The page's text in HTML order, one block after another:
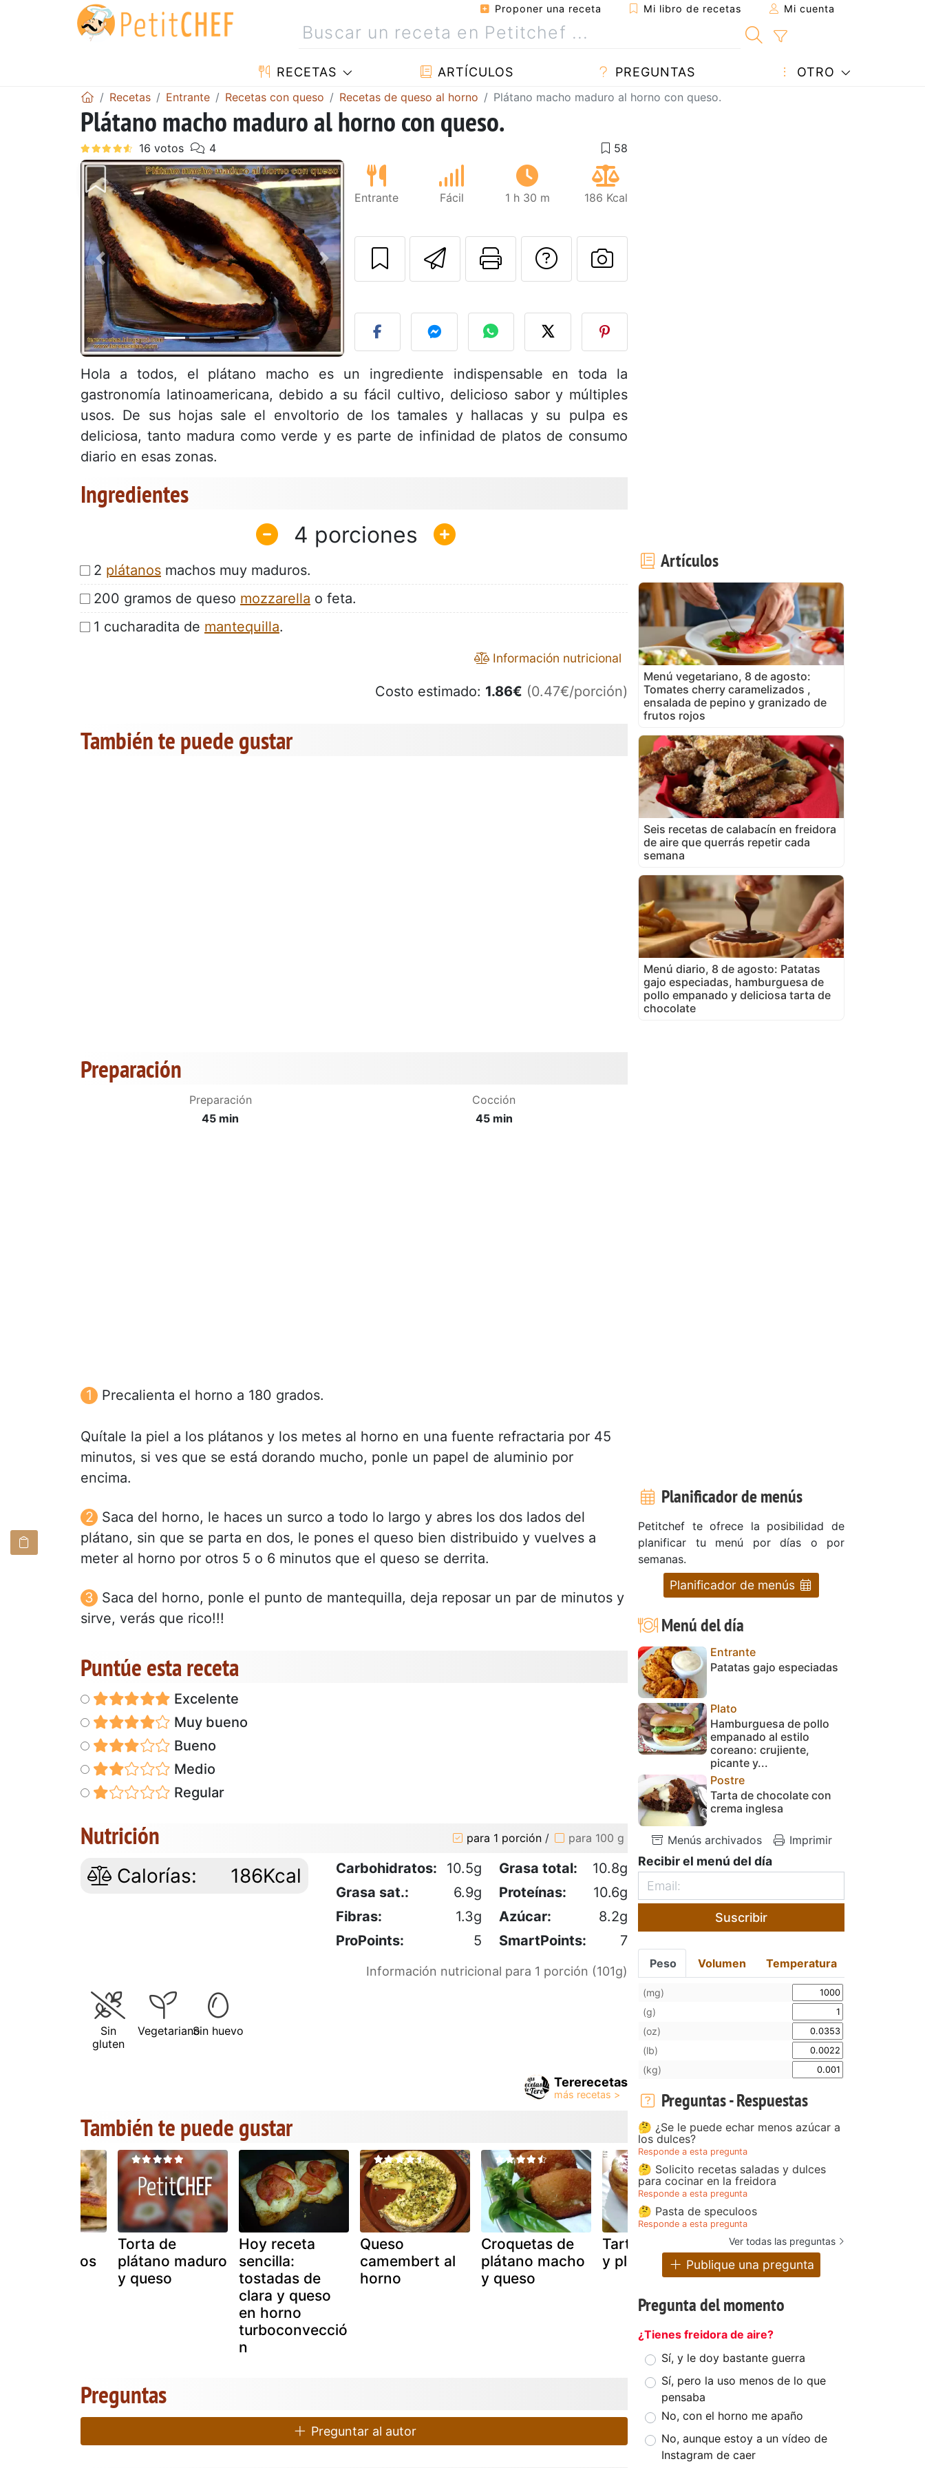
Proponer una receta Mi libro de recetas Mi cuenta
RECETAS ARTÍCULOS PREGUNTAS OTRO
Recetas Entrante Recetas con queso Recetas de queso al horno Plátano macho maduro al horno con queso.
Plátano macho maduro al horno con queso.
Anterior Siguiente
Entrante Fácil 1 h 30 m 186 Kcal
Enviar esta receta a un amigo
Imprimir esta página
Preguntar al autor
Publicar la foto de esta receta
Hola a todos, el plátano macho es un ingrediente indispensable en toda la
gastronomía latinoamericana, debido a su fácil cultivo, delicioso sabor y múltiples
usos. De sus hojas sale el envoltorio de los tamales y hallacas y su pulpa es
deliciosa, tanto madura como verde y es parte de infinidad de platos de consumo
diario en esas zonas.
Ingredientes
4
2 plátanos machos muy maduros.
200 gramos de queso mozzarella o feta.
1 cucharadita de mantequilla.
Información nutricional
Costo estimado: 1.86€ (0.47€/porción)
También te puede gustar
Preparación
Preparación
45 min
Cocción
45 min
Precalienta el horno a 180 grados.
Quítale la piel a los plátanos y los metes al horno en una fuente refractaria por 45
minutos, si ves que se está dorando mucho, ponle un papel de aluminio por
encima.
Saca del horno, le haces un surco a todo lo largo y abres los dos lados del
plátano, sin que se parta en dos, le pones el queso bien distribuido y vuelves a
meter al horno por otros 5 o 6 minutos que el queso se derrita.
Saca del horno, ponle el punto de mantequilla, deja reposar un par de minutos y
sirve, verás que rico!!!
Puntúe esta receta
Excelente
Muy bueno
Bueno
Medio
Regular
Nutrición para 1 porción / para 100 g
Calorías: 186Kcal Carbohidratos: 10.5g Grasa total:
10.8g
Grasa sat.:
6.9g Proteínas:
10.6g
Fibras:
1.3g Azúcar:
8.2g
ProPoints:
5 SmartPoints: 7
Información nutricional para 1 porción (101g)
Sin
gluten
VegetarianoSin huevo
Tererecetas
También te puede gustar
rellenos
Torta de
plátano maduro
y queso
Hoy receta
sencilla:
tostadas de
clara y queso
en horno
turboconvecció
n
Queso
camembert al
horno
Croquetas de
plátano macho
y queso
Tarta de queso
y plátano
Tostones de
platano verde
con crema de
venezuela
Preguntas
Preguntar al autor
Artículos
Menú vegetariano, 8 de agosto:
Tomates cherry caramelizados ,
ensalada de pepino y granizado de
frutos rojos
Seis recetas de calabacín en freidora
de aire que querrás repetir cada
semana
Menú diario, 8 de agosto: Patatas
gajo especiadas, hamburguesa de
pollo empanado y deliciosa tarta de
chocolate
Planificador de menús
Petitchef te ofrece la posibilidad de
planificar tu menú por días o por
semanas.
Planificador de menús
Menú del día
Entrante
Patatas gajo especiadas
Plato
Hamburguesa de pollo
empanado al estilo
coreano: crujiente,
picante y...
Postre
Tarta de chocolate con
crema inglesa
Menús archivados Imprimir
Recibir el menú del día
Suscribir
Peso Volumen Temperatura
(mg)
(g)
(oz)
(lb)
(kg)
Preguntas - Respuestas
🤔 ¿Se le puede echar menos azúcar a
los dulces?
Responde a esta pregunta
🤔 Solicito recetas saladas y dulces
para cocinar en la freidora
Responde a esta pregunta
🤔 Pasta de speculoos
Responde a esta pregunta
Ver todas las preguntas
Publique una pregunta
Pregunta del momento
¿Tienes freidora de aire?
Sí, y le doy bastante guerra
Sí, pero la uso menos de lo que
pensaba
No, con el horno me apaño
No, aunque estoy a un vídeo de
Instagram de caer